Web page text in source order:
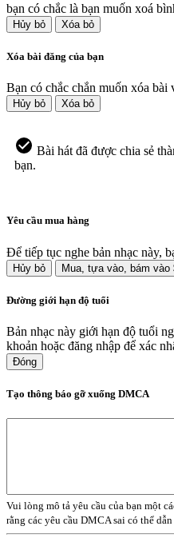
bạn có chắc là bạn muốn xoá
Hủy bỏ Xóa bỏ
Xóa bài đăng của bạn
Bạn có chắc chắn muốn xóa bài
Hủy bỏ Xóa bỏ
Bài hát đã được chia sẻ
bạn.
Yêu cầu mua hàng
Để tiếp tục nghe bản nhạc này,
Hủy bỏ Mua, tựa vào, bám vào
Đường giới hạn độ tuổi
Bản nhạc này giới hạn độ tuổi
khoản hoặc đăng nhập để xác
Đóng
Tạo thông báo gỡ xuống DMCA
Vui lòng mô tả yêu cầu của bạn một
rằng các yêu cầu DMCA sai có thể